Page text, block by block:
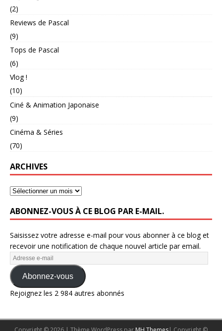
(2)
Reviews de Pascal
(9)
Tops de Pascal
(6)
Vlog !
(10)
Ciné & Animation Japonaise
(9)
Cinéma & Séries
(70)
ARCHIVES
ABONNEZ-VOUS À CE BLOG PAR E-MAIL.
Saisissez votre adresse e-mail pour vous abonner à ce blog et
recevoir une notification de chaque nouvel article par email.
Abonnez-vous
Rejoignez les 2 984 autres abonnés